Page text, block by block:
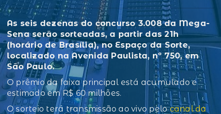
As seis dezenas do concurso 3.008 da Mega-
Sena serão sorteadas, a partir das 21h
(horário de Brasília), no Espaço da Sorte,
localizado na Avenida Paulista, nº 750, em
São Paulo.
O prêmio da faixa principal está acumulado e
estimado em R$ 60 milhões.
O sorteio terá transmissão ao vivo pelocanal da